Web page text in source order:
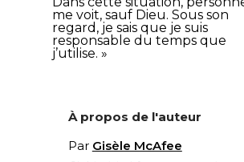
me voit, sauf Dieu. Sous son
regard, je sais que je suis
responsable du temps que
j’utilise. »
À propos de l'auteur
Par Gisèle McAfee